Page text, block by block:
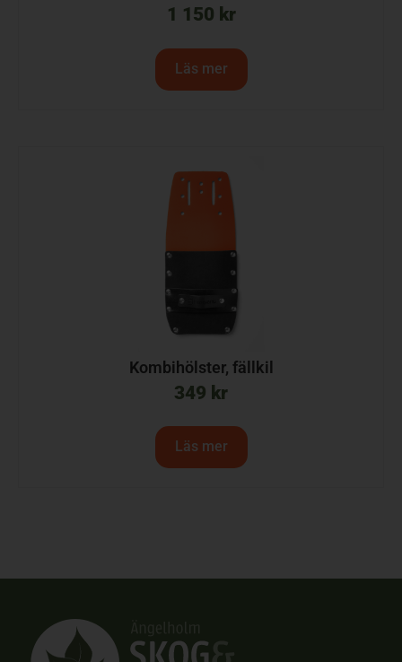
1 150 kr
Läs mer
Kombihölster, fällkil
349 kr
Läs mer